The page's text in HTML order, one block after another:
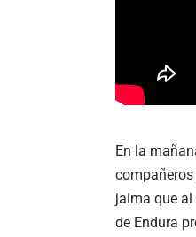
En la
jaima que
de Endura